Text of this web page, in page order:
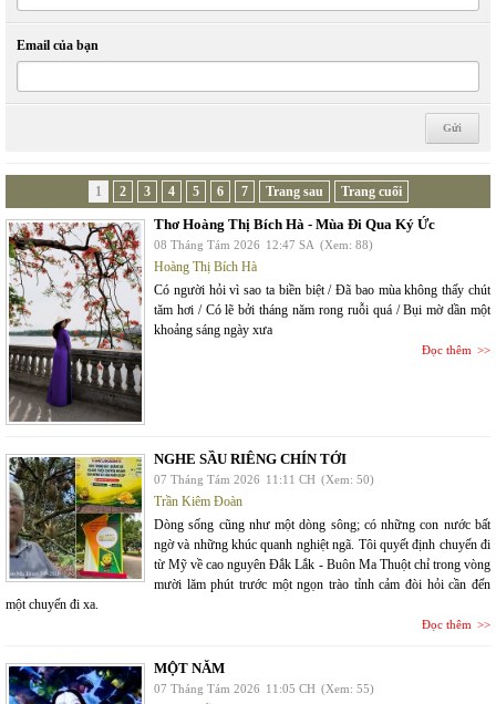
Email của bạn
1 2 3 4 5 6 7 Trang sau Trang cuối
Thơ Hoàng Thị Bích Hà - Mùa Đi Qua Ký Ức
08 Tháng Tám 2026 12:47 SA (Xem: 88)
Hoàng Thị Bích Hà
Có người hỏi vì sao ta biền biệt / Đã bao mùa không thấy chút
tăm hơi / Có lẽ bởi tháng năm rong ruỗi quá / Bụi mờ dần một
khoảng sáng ngày xưa
Đọc thêm
NGHE SẦU RIÊNG CHÍN TỚI
07 Tháng Tám 2026 11:11 CH (Xem: 50)
Trần Kiêm Đoàn
Dòng sống cũng như một dòng sông; có những con nước bất
ngờ và những khúc quanh nghiệt ngã. Tôi quyết định chuyến đi
từ Mỹ về cao nguyên Đắk Lắk - Buôn Ma Thuột chỉ trong vòng
mười lăm phút trước một ngọn trào tỉnh cảm đòi hỏi cần đến
một chuyến đi xa.
Đọc thêm
MỘT NĂM
07 Tháng Tám 2026 11:05 CH (Xem: 55)